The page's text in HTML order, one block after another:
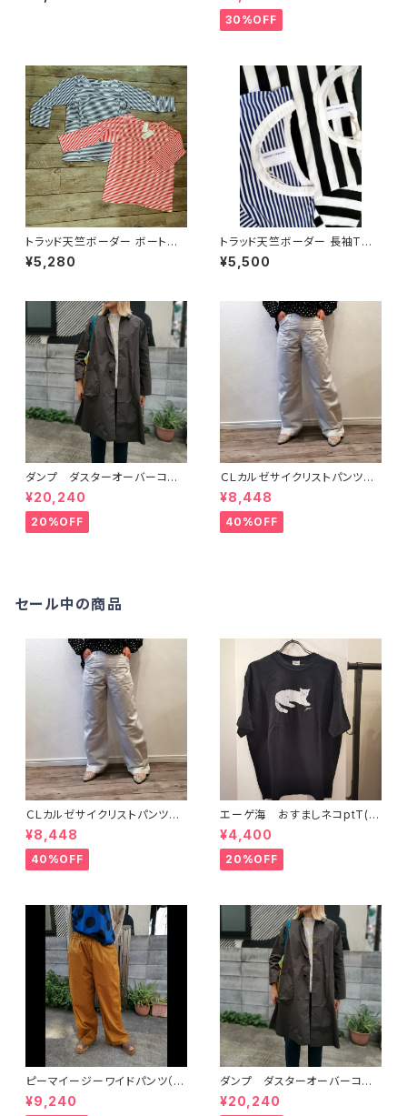
30%OFF
トラッド天竺ボーダー ボートネ
ック 7分袖Tシャツ（NATURAL
LAUNDRY ナチュラルランドリ
¥5,280
トラッド天竺ボーダー 長袖Tシ
ャツ（NATURAL LAUNDRY ナ
チュラルランドリー）
¥5,500
ダンプ ダスターオーバーコー
ト（NATURAL LAUNDRY ナチ
ュラルランドリー）
¥20,240
20%OFF
ＣＬカルゼサイクリストパンツ
（7214P005) NATURAL L
AUNDRY ナチュラルランドリ
ー
¥8,448
40%OFF
セール中の商品
ＣＬカルゼサイクリストパンツ
（7214P005) NATURAL L
AUNDRY ナチュラルランドリ
ー
¥8,448
40%OFF
エーゲ海 おすましネコptT(8
214C026) GRIN グリン
¥4,400
20%OFF
ピーマイージーワイドパンツ（7
212S001) NATURALLAUND
RY ナチュラルランドリー
¥9,240
ダンプ ダスターオーバーコー
ト（NATURAL LAUNDRY ナチ
ュラルランドリー）
¥20,240